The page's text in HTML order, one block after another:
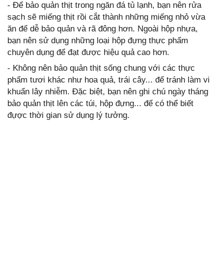
- Để bảo quản thịt trong ngăn đá tủ lạnh, bạn nên rửa
sạch sẽ miếng thịt rồi cắt thành những miếng nhỏ vừa
ăn để dễ bảo quản và rã đông hơn. Ngoài hộp nhựa,
bạn nên sử dụng những loại hộp đựng thực phẩm
chuyên dụng để đạt được hiệu quả cao hơn.
- Không nên bảo quản thịt sống chung với các thực
phẩm tươi khác như hoa quả, trái cây... để tránh làm vi
khuẩn lây nhiễm. Đặc biệt, bạn nên ghi chú ngày tháng
bảo quản thịt lên các túi, hộp đựng... để có thể biết
đựợc thời gian sử dụng lý tưởng.